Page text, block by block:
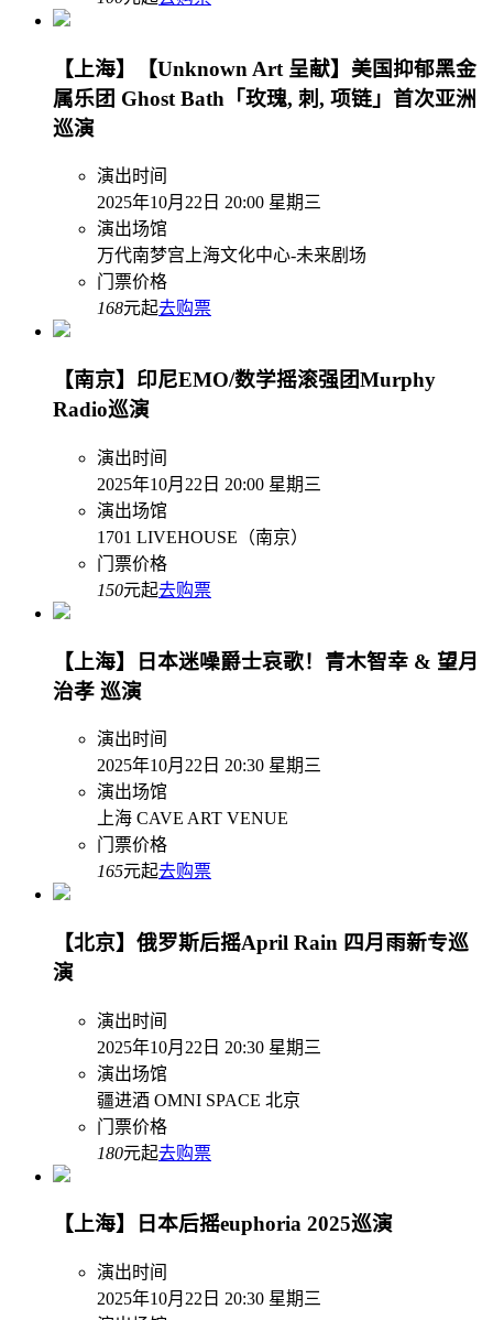
【上海】【Unknown Art 呈献】美国抑郁黑金
属乐团 Ghost Bath「玫瑰, 刺, 项链」首次亚洲
巡演
演出时间
2025年10月22日 20:00 星期三
演出场馆
万代南梦宫上海文化中心-未来剧场
门票价格
168元起去购票
【南京】印尼EMO/数学摇滚强团Murphy
Radio巡演
演出时间
2025年10月22日 20:00 星期三
演出场馆
1701 LIVEHOUSE（南京）
门票价格
150元起去购票
【上海】日本迷噪爵士哀歌！青木智幸 & 望月
治孝 巡演
演出时间
2025年10月22日 20:30 星期三
演出场馆
上海 CAVE ART VENUE
门票价格
165元起去购票
【北京】俄罗斯后摇April Rain 四月雨新专巡
演
演出时间
2025年10月22日 20:30 星期三
演出场馆
疆进酒 OMNI SPACE 北京
门票价格
180元起去购票
【上海】日本后摇euphoria 2025巡演
演出时间
2025年10月22日 20:30 星期三